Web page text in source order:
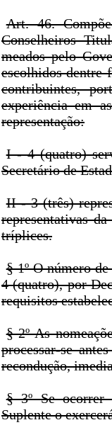
Art. 46.
Conselheiros
meados pelo
escolhidos dentre
contribuintes,
experiência em
representação:
I - 4 (quatro)
Secretário de
II - 3 (três)
representativas
tríplices.
§ 1º O número
4 (quatro), por
requisitos
§ 2º As
processar-se
recondução,
§ 3º Se ocorrer
Suplente o